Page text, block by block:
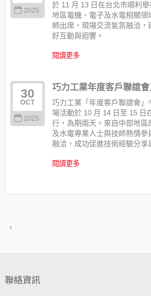
2025
於 11 月 13 日在台北市順利
地區電機、電子及水電相關領
師出席，現場交流氣氛融洽，
好互動與迴響。
閱讀更多
30
OCT
2025
巧力工業年度客戶聯誼
巧力工業「年度客戶聯誼會」
場活動於 10 月 14 日至 15 日
行，為期兩天。來自中部地區
及水電專業人士與技師熱情參
融洽，成功促進技術經驗分享
閱讀更多
聯絡資訊